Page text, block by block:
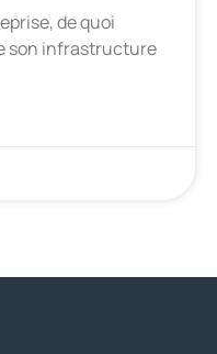
de quoi
son infrastructure